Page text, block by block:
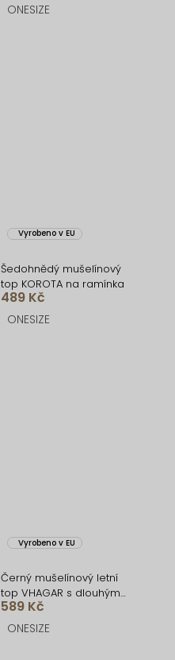
ONESIZE
Vyrobeno v EU
Šedohnědý mušelínový
top KOROTA na ramínka
489 Kč
ONESIZE
Vyrobeno v EU
Černý mušelínový letní
top VHAGAR s dlouhým
rukávem
589 Kč
ONESIZE